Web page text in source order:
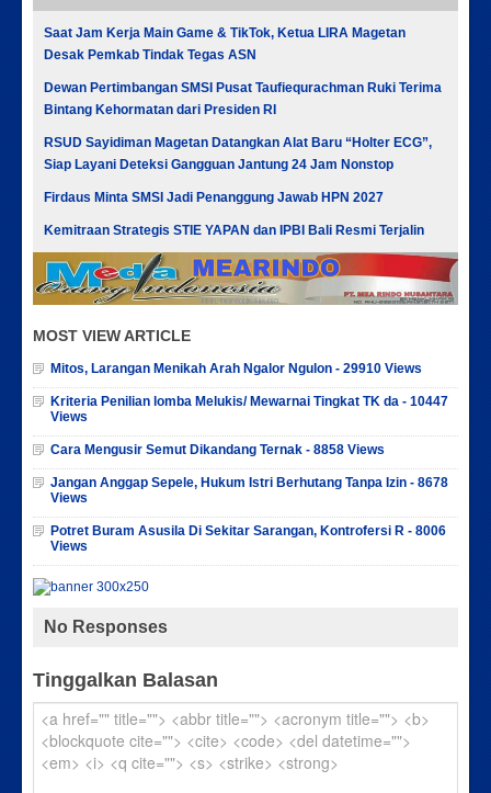
Saat Jam Kerja Main Game & TikTok, Ketua LIRA Magetan
Desak Pemkab Tindak Tegas ASN
Dewan Pertimbangan SMSI Pusat Taufiequrachman Ruki Terima
Bintang Kehormatan dari Presiden RI
RSUD Sayidiman Magetan Datangkan Alat Baru “Holter ECG”,
Siap Layani Deteksi Gangguan Jantung 24 Jam Nonstop
Firdaus Minta SMSI Jadi Penanggung Jawab HPN 2027
Kemitraan Strategis STIE YAPAN dan IPBI Bali Resmi Terjalin
MOST VIEW ARTICLE
Mitos, Larangan Menikah Arah Ngalor Ngulon - 29910 Views
Kriteria Penilian lomba Melukis/ Mewarnai Tingkat TK da - 10447
Views
Cara Mengusir Semut Dikandang Ternak - 8858 Views
Jangan Anggap Sepele, Hukum Istri Berhutang Tanpa Izin - 8678
Views
Potret Buram Asusila Di Sekitar Sarangan, Kontrofersi R - 8006
Views
No Responses
Tinggalkan Balasan